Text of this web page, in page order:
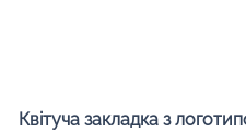
Квітуча закладка з